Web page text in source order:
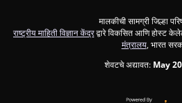
मालकीची सामग्री जिल्हा
राष्ट्रीय माहिती विज्ञान केंद्रद्वारे विकसित आणि होस्ट
मंत्रालय, भारत
शेवटचे अद्यावत: May